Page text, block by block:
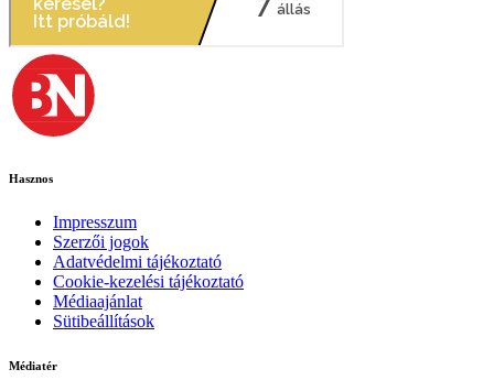
Hasznos
Impresszum
Szerzői jogok
Adatvédelmi tájékoztató
Cookie-kezelési tájékoztató
Médiaajánlat
Sütibeállítások
Médiatér